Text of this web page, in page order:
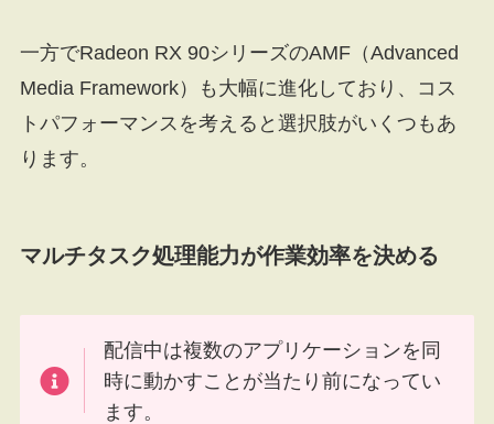
一方でRadeon RX 90シリーズのAMF（Advanced
Media Framework）も大幅に進化しており、コス
トパフォーマンスを考えると選択肢がいくつもあ
ります。
マルチタスク処理能力が作業効率を決める
配信中は複数のアプリケーションを同
時に動かすことが当たり前になってい
ます。